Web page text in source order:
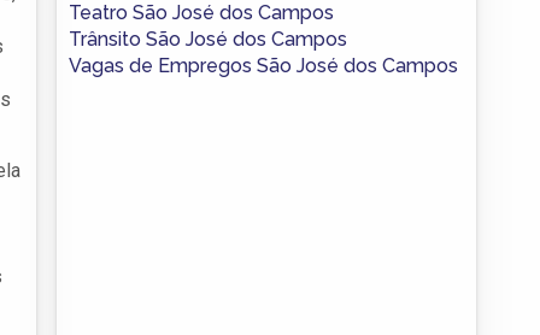
Teatro São José dos Campos
Trânsito São José dos Campos
Vagas de Empregos São José dos Campos